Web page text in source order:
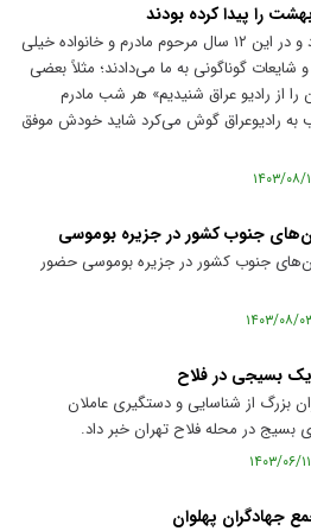
را پیدا کرده بودند
حسین به مدت ۱۲ سال مفقود بود و در این ۱۲ سال مرحوم مادرم و خانواده خیلی
گوناگونی به ما می‌دادند؛ مثلاً بعضی
از رادیو عراق شنیدیم» هر شب مادرم
رادیوعراق گوش می‌کرد شاید خودش موفق
جنوب کشور در جزیره بوموسی
جنوب کشور در جزیره بوموسی حضور
یک بسیجی در فلاح
بزرگ از شناسایی و دستگیری عاملان
بسیج در محله فلاح تهران خبر داد.
جهادگران پهلوان